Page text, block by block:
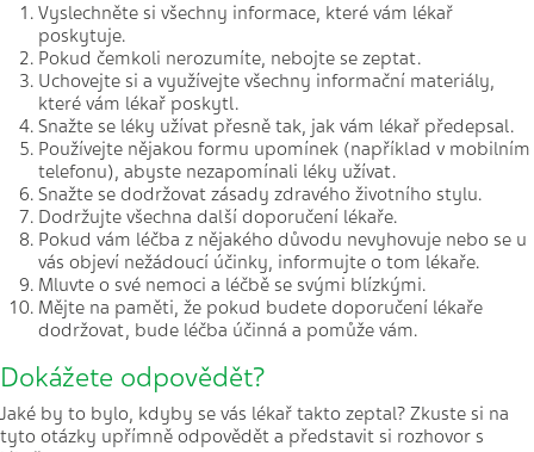
Vyslechněte si všechny informace, které vám lékař
poskytuje.
Pokud čemkoli nerozumíte, nebojte se zeptat.
Uchovejte si a využívejte všechny informační materiály,
které vám lékař poskytl.
Snažte se léky užívat přesně tak, jak vám lékař předepsal.
Používejte nějakou formu upomínek (například v mobilním
telefonu), abyste nezapomínali léky užívat.
Snažte se dodržovat zásady zdravého životního stylu.
Dodržujte všechna další doporučení lékaře.
Pokud vám léčba z nějakého důvodu nevyhovuje nebo se u
vás objeví nežádoucí účinky, informujte o tom lékaře.
Mluvte o své nemoci a léčbě se svými blízkými.
Mějte na paměti, že pokud budete doporučení lékaře
dodržovat, bude léčba účinná a pomůže vám.
Dokážete odpovědět?
Jaké by to bylo, kdyby se vás lékař takto zeptal? Zkuste si na
tyto otázky upřímně odpovědět a představit si rozhovor s